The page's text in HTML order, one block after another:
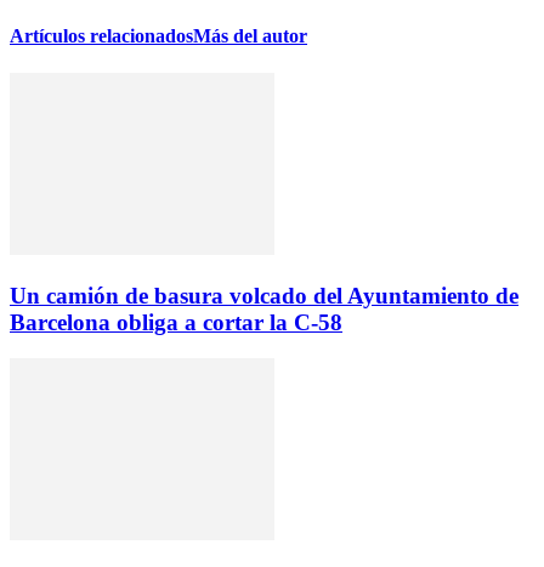
Artículos relacionadosMás del autor
Un camión de basura volcado del Ayuntamiento de
Barcelona obliga a cortar la C-58